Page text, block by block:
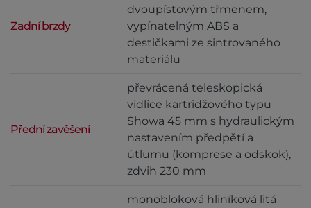
Zadní brzdy
dvoupístovým třmenem,
vypínatelným ABS a
destičkami ze sintrovaného
materiálu
Přední zavěšení
převrácená teleskopická
vidlice kartridžového typu
Showa 45 mm s hydraulickým
nastavením předpětí a
útlumu (komprese a odskok),
zdvih 230 mm
monobloková hliníková litá